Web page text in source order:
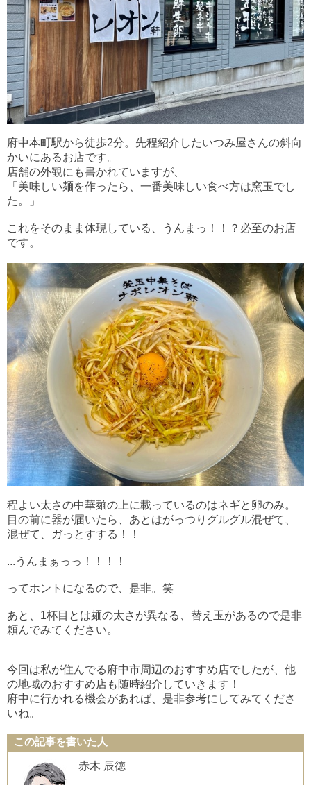
府中本町駅から徒歩2分。先程紹介したいつみ屋さんの斜向
かいにあるお店です。
店舗の外観にも書かれていますが、
「美味しい麺を作ったら、一番美味しい食べ方は窯玉でし
た。」
これをそのまま体現している、うんまっ！！？必至のお店
です。
程よい太さの中華麺の上に載っているのはネギと卵のみ。
目の前に器が届いたら、あとはがっつりグルグル混ぜて、
混ぜて、ガっとすする！！
...うんまぁっっ！！！！
ってホントになるので、是非。笑
あと、1杯目とは麺の太さが異なる、替え玉があるので是非
頼んでみてください。
今回は私が住んでる府中市周辺のおすすめ店でしたが、他
の地域のおすすめ店も随時紹介していきます！
府中に行かれる機会があれば、是非参考にしてみてくださ
いね。
この記事を書いた人
赤木 辰徳